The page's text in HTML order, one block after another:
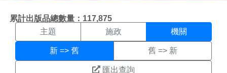
累計出版品總數量：117,875
機關搜尋結果頁面
主題 施政 機關
新 => 舊 舊 => 新
匯出查詢